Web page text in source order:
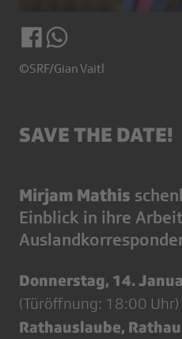
©SRF/Gian Vaitl
SAVE THE DATE!
Mirjam Mathis
Einblick in ihre
Donnerstag, 14.
(Türöffnung: 18:00 Uhr)
Rathauslaube,